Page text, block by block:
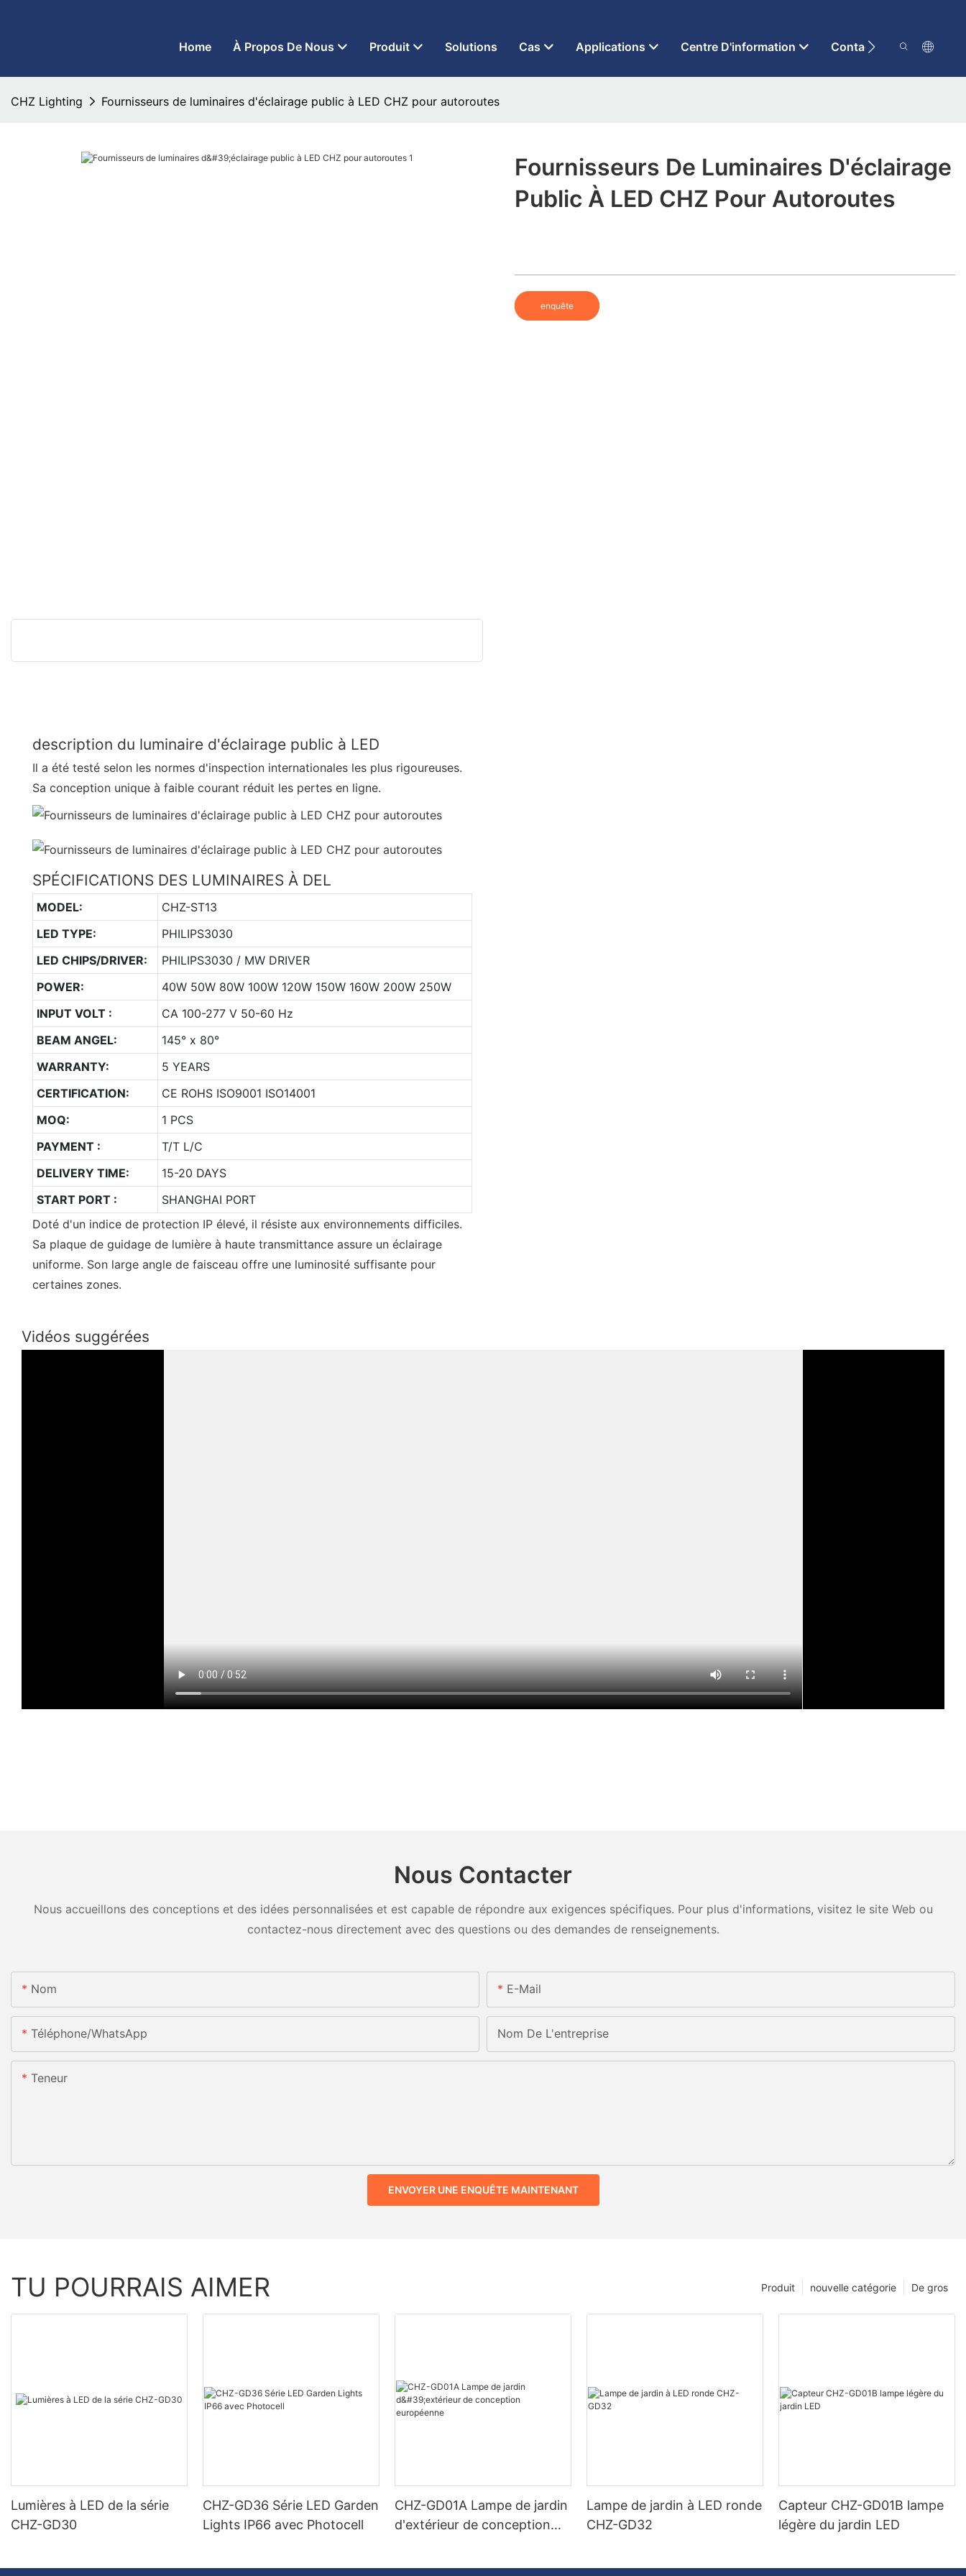
Home À Propos De Nous Produit Solutions Cas Applications Centre D'information Contactez-Nous
CHZ Lighting Fournisseurs de luminaires d'éclairage public à LED CHZ pour autoroutes
Fournisseurs De Luminaires D'éclairage
Public À LED CHZ Pour Autoroutes
enquête
description du luminaire d'éclairage public à LED
Il a été testé selon les normes d'inspection internationales les plus rigoureuses.
Sa conception unique à faible courant réduit les pertes en ligne.
SPÉCIFICATIONS DES LUMINAIRES À DEL
MODEL:
CHZ-ST13
LED TYPE:
PHILIPS3030
LED CHIPS/DRIVER:
PHILIPS3030 / MW DRIVER
POWER:
40W 50W 80W 100W 120W 150W 160W 200W 250W
INPUT VOLT :
CA 100-277 V 50-60 Hz
BEAM ANGEL:
145° x 80°
WARRANTY:
5 YEARS
CERTIFICATION:
CE ROHS ISO9001 ISO14001
MOQ:
1 PCS
PAYMENT :
T/T L/C
DELIVERY TIME:
15-20 DAYS
START PORT :
SHANGHAI PORT
Doté d'un indice de protection IP élevé, il résiste aux environnements difficiles.
Sa plaque de guidage de lumière à haute transmittance assure un éclairage
uniforme. Son large angle de faisceau offre une luminosité suffisante pour
certaines zones.
Vidéos suggérées
Nous Contacter
Nous accueillons des conceptions et des idées personnalisées et est capable de répondre aux exigences spécifiques. Pour plus d'informations, visitez le site Web ou
contactez-nous directement avec des questions ou des demandes de renseignements.
Nom E-Mail
Téléphone/WhatsApp Nom De L'entreprise
Teneur
ENVOYER UNE ENQUÊTE MAINTENANT
TU POURRAIS AIMER De gros
nouvelle catégorie
Produit
Lumières à LED de la série
CHZ-GD30
CHZ-GD36 Série LED Garden
Lights IP66 avec Photocell
CHZ-GD01A Lampe de jardin
d'extérieur de conception
Lampe de jardin à LED ronde
CHZ-GD32
Capteur CHZ-GD01B lampe
légère du jardin LED